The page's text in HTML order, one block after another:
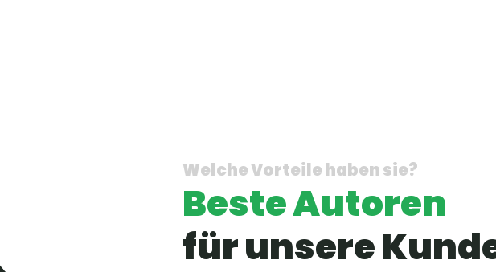
Welche Vorteile haben sie?
Beste Autoren
für unsere